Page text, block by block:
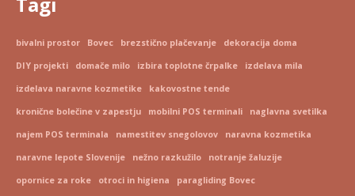
bivalni prostor Bovec brezstično plačevanje dekoracija doma
DIY projekti domače milo izbira toplotne črpalke izdelava mila
izdelava naravne kozmetike kakovostne tende
kronične bolečine v zapestju mobilni POS terminali naglavna svetilka
najem POS terminala namestitev snegolovov naravna kozmetika
naravne lepote Slovenije nežno razkužilo notranje žaluzije
opornice za roke otroci in higiena paragliding Bovec